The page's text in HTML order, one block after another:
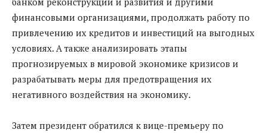
финансовыми организациями, продолжать работу по
привлечению их кредитов и инвестиций на выгодных
условиях. А также анализировать этапы
прогнозируемых в мировой экономике кризисов и
разрабатывать меры для предотвращения их
негативного воздействия на экономику.
Затем президент обратился к вице-премьеру по